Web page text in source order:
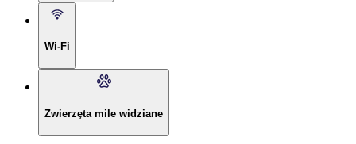
Wi-Fi
Zwierzęta mile widziane